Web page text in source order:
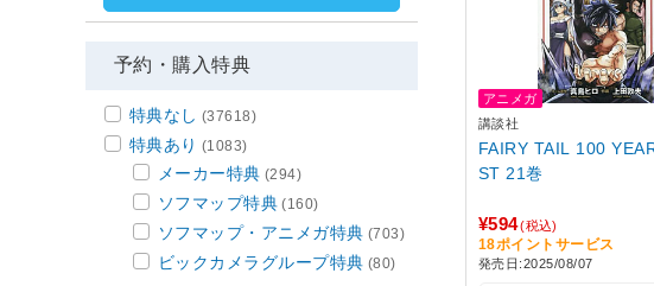
アニメガ
講談社
FAIRY TAIL 100
ST 21巻
¥594(税込)
18ポイントサービス
発売日:2025/08/07
予約・購入特典
特典なし (37618)
特典あり (1083)
メーカー特典 (294)
ソフマップ特典 (160)
ソフマップ・アニメガ特典 (703)
ビックカメラグループ特典 (80)